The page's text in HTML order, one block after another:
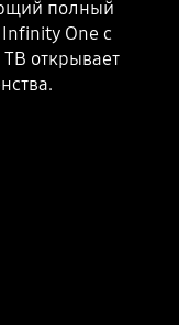
полный
One с
открывает